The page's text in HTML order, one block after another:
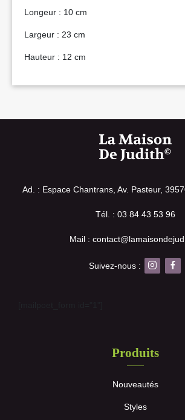
Longeur : 10 cm
Largeur : 23 cm
Hauteur : 12 cm
Ad. : Espace Chantrans, Av. Pasteur,
Tél. : 03 84 43 53 96
Mail :
Suivez-nous :
Produits
Nouveautés
Styles